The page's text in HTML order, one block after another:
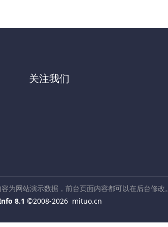
关注我们
为网站演示数据，前台页面内容都可以在后台修改。
8.1 ©2008-2026 mituo.cn